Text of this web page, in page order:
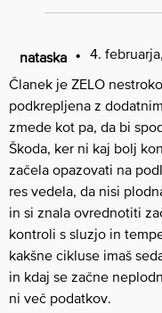
nataska
4.
Članek je ZELO
podkrepljena z
zmede kot pa, da bi
Škoda, ker ni kaj bolj
začela opazovati na
res vedela, da nisi
in si znala ovrednotiti
kontroli s sluzjo in
kakšne cikluse imaš
in kdaj se začne
ni več podatkov.